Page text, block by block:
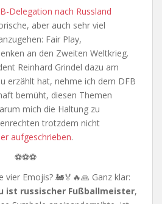
Delegation nach Russland
aber auch sehr viel
Fair Play,
an den Zweiten Weltkrieg.
Reinhard Grindel dazu am
erzählt hat, nehme ich dem DFB
bemüht, diesen Themen
mich die Haltung zu
trotzdem nicht
aufgeschrieben.
⚽⚽⚽
vier Emojis? 🚂🏅🔥🙏 Ganz klar:
ist russischer Fußballmeister,